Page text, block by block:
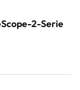
2-Serie